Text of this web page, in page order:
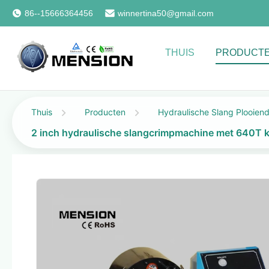
86--15666364456 winnertina50@gmail.com
THUIS
Thuis Producten Hydraulische Slang
2 inch hydraulische slangcrimpmachine met